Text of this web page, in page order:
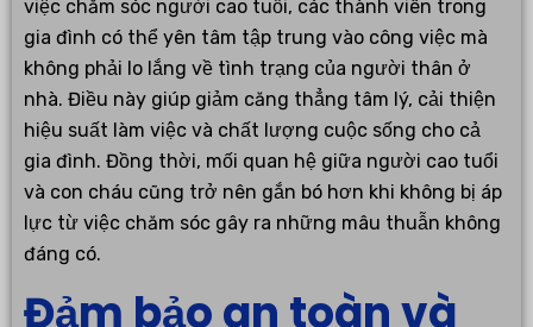
việc chăm sóc người cao tuổi, các thành viên trong
gia đình có thể yên tâm tập trung vào công việc mà
không phải lo lắng về tình trạng của người thân ở
nhà. Điều này giúp giảm căng thẳng tâm lý, cải thiện
hiệu suất làm việc và chất lượng cuộc sống cho cả
gia đình. Đồng thời, mối quan hệ giữa người cao tuổi
và con cháu cũng trở nên gắn bó hơn khi không bị áp
lực từ việc chăm sóc gây ra những mâu thuẫn không
đáng có.
Đảm bảo an toàn và